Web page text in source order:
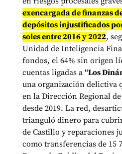
exencargada de finanzas
depósitos injustificados
soles entre 2016 y 2022,
Unidad de Inteligencia
fondos, el 64% sin origen
cuentas ligadas a “Los
una organización delictiva
en la Dirección Regional
desde 2019. La red,
trianguló dinero para
de Castillo y reparaciones
como transferencias de 15